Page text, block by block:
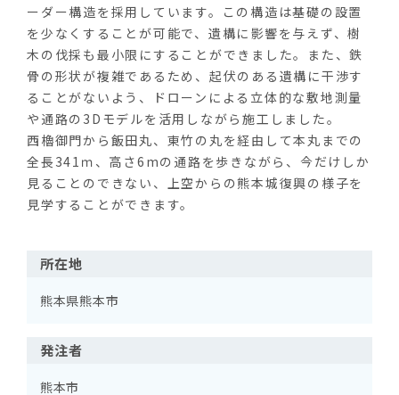
ーダー構造を採用しています。この構造は基礎の設置
を少なくすることが可能で、遺構に影響を与えず、樹
木の伐採も最小限にすることができました。また、鉄
骨の形状が複雑であるため、起伏のある遺構に干渉す
ることがないよう、ドローンによる立体的な敷地測量
や通路の3Dモデルを活用しながら施工しました。
西櫓御門から飯田丸、東竹の丸を経由して本丸までの
全長341ｍ、高さ6mの通路を歩きながら、今だけしか
見ることのできない、上空からの熊本城復興の様子を
見学することができます。
所在地
熊本県熊本市
発注者
熊本市